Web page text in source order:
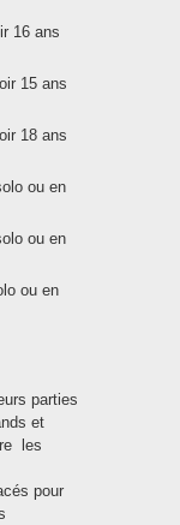
16 ans
15 ans
18 ans
ou en
ou en
ou en
parties
et
les
pour